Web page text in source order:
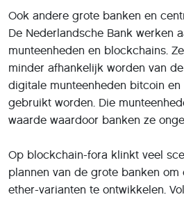
Ook andere grote banken en
De Nederlandsche Bank werken
munteenheden en blockchains.
minder afhankelijk worden van
digitale munteenheden bitcoin en
gebruikt worden. Die
waarde waardoor banken ze
Op blockchain-fora klinkt veel
plannen van de grote banken om
ether-varianten te ontwikkelen.